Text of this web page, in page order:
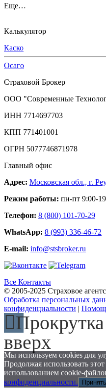
Еще…
Калькулятор
Каско
Осаго
Страховой Брокер
ООО "Современные
ИНН 7714697703
КПП 771401001
ОГРН 5077746871978
Главный офис
Адрес: Московская обл., г.
Режим работы: пн-пт 9:00-
Телефон: 8 (800) 101-70-29
WhatsApp: 8 (993) 336-46-72
E-mail: info@stsbroker.ru
Все Контакты
© 2005-2025 Страховое
Обработка персональных
конфиденциальности
Прокрутка
вверх
Мы используем cookies для
Продолжая использовать
использованием cookie-
конфиденциальности.
Принять